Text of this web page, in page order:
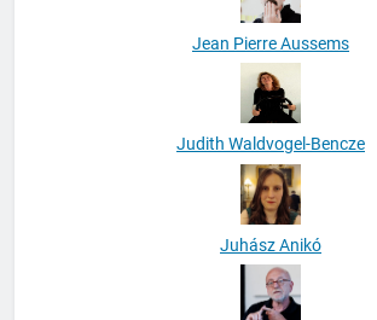
Jean Pierre Aussems
Judith Waldvogel-Bencze
Juhász Anikó